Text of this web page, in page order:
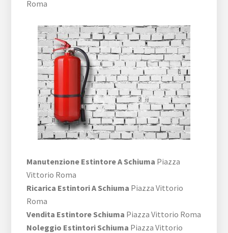
Roma
Manutenzione Estintore A Schiuma Piazza
Vittorio Roma
Ricarica Estintori A Schiuma Piazza Vittorio
Roma
Vendita Estintore Schiuma Piazza Vittorio Roma
Noleggio Estintori Schiuma Piazza Vittorio